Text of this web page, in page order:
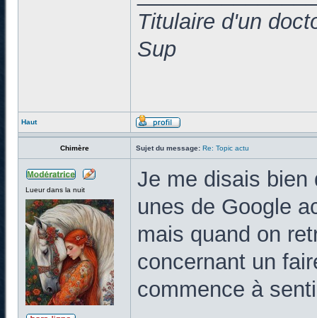
Titulaire d'un
Sup
Haut
Chimère Sujet du message: Re: Topic actu
Lueur dans la nuit
Je me disais bien
unes de Google
mais quand on
concernant un
commence à